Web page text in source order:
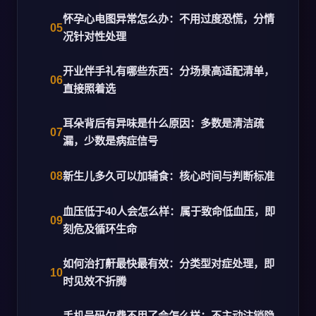
怀孕心电图异常怎么办：不用过度恐慌，分情
况针对性处理
开业伴手礼有哪些东西：分场景高适配清单，
直接照着选
耳朵背后有异味是什么原因：多数是清洁疏
漏，少数是病症信号
新生儿多久可以加辅食：核心时间与判断标准
血压低于40人会怎么样：属于致命低血压，即
刻危及循环生命
如何治打鼾最快最有效：分类型对症处理，即
时见效不折腾